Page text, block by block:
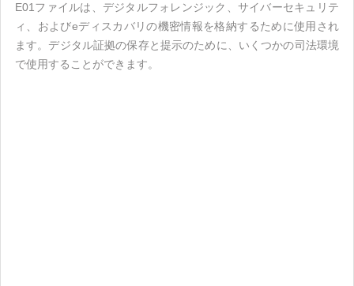
E01ファイルは、デジタルフォレンジック、サイバーセキュリテ
ィ、およびeディスカバリの機密情報を格納するために使用され
ます。デジタル証拠の保存と提示のために、いくつかの司法環境
で使用することができます。